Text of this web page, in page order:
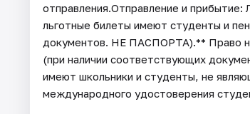
отправления.Отправление и
льготные билеты имеют студенты и
документов. НЕ ПАСПОРТА).** Право
(при наличии соответствующих
имеют школьники и студенты, не
международного удостоверения